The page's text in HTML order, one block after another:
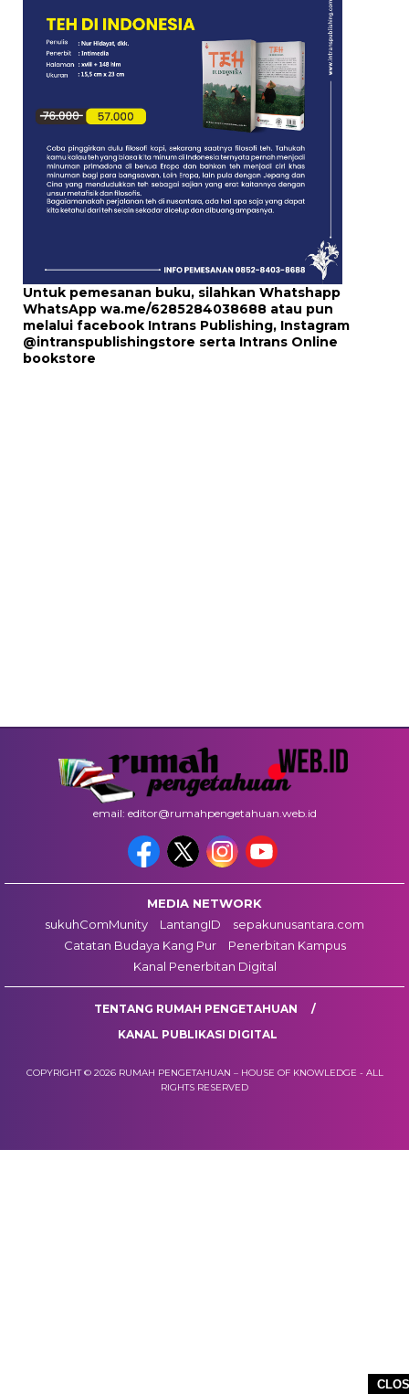
Untuk pemesanan buku, silahkan Whatshapp
WhatsApp wa.me/6285284038688 atau pun
melalui facebook Intrans Publishing, Instagram
@intranspublishingstore serta Intrans Online
bookstore
email: editor@rumahpengetahuan.web.id
MEDIA NETWORK
sukuhComMunity
LantangID
sepakunusantara.com
Catatan Budaya Kang Pur
Penerbitan Kampus
Kanal Penerbitan Digital
TENTANG RUMAH PENGETAHUAN
KANAL PUBLIKASI DIGITAL
COPYRIGHT © 2026 RUMAH PENGETAHUAN – HOUSE OF KNOWLEDGE - ALL
RIGHTS RESERVED